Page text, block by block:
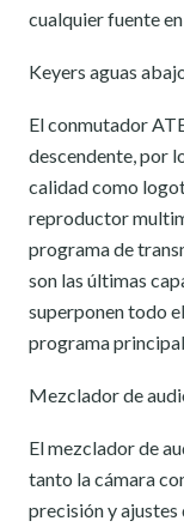
cualquier fuente
Keyers aguas
El conmutador
descendente, por
calidad como
reproductor
programa de
son las últimas
superponen todo
programa
Mezclador de
El mezclador de
tanto la cámara
precisión y ajustes